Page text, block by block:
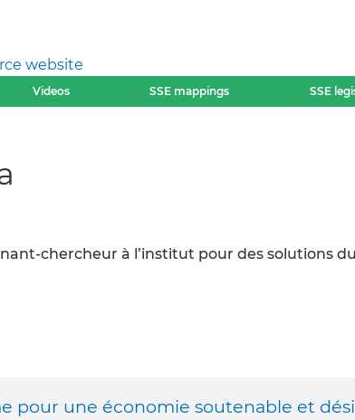
website
Videos SSE mappings SSE
chercheur à l’institut pour des solutions
pour une économie soutenable et